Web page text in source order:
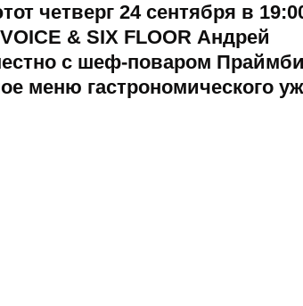
четверг 24 сентября в
& SIX FLOOR Андрей
с шеф-поваром
меню гастрономического